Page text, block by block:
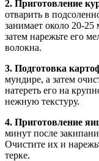
2. Приготовление
отварить в
занимает около 20-25
затем нарежьте его
волокна.
3. Подготовка
мундире, а затем
натереть его на
нежную текстуру.
4. Приготовление
минут после
Очистите их и
терке.